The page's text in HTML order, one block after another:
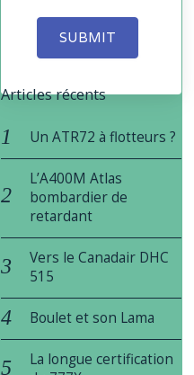
SUBMIT
Articles récents
Un ATR72 à flotteurs ?
L’A400M Atlas
bombardier de
retardant
Vers le Canadair DHC
515
Boulet et son Lama
La longue certification